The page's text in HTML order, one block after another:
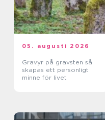
05. augusti 2026
Gravyr på gravsten så
skapas ett personligt
minne för livet